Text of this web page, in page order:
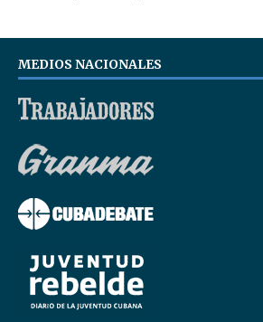
MEDIOS NACIONALES